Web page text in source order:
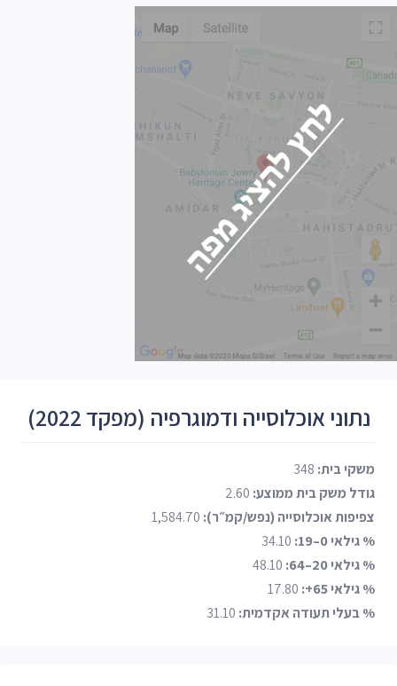
נתוני אוכלוסייה ודמוגרפיה (מפקד 2022)
משקי בית:
גודל משק בית ממוצע:
צפיפות אוכלוסייה (נפש/קמ״ר):
% גילאי 0–19:
% גילאי 20–64:
% גילאי 65+:
% בעלי תעודה אקדמית: